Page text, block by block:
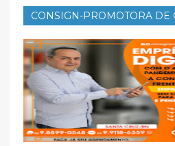
CONSIGN-PROMOTORA DE